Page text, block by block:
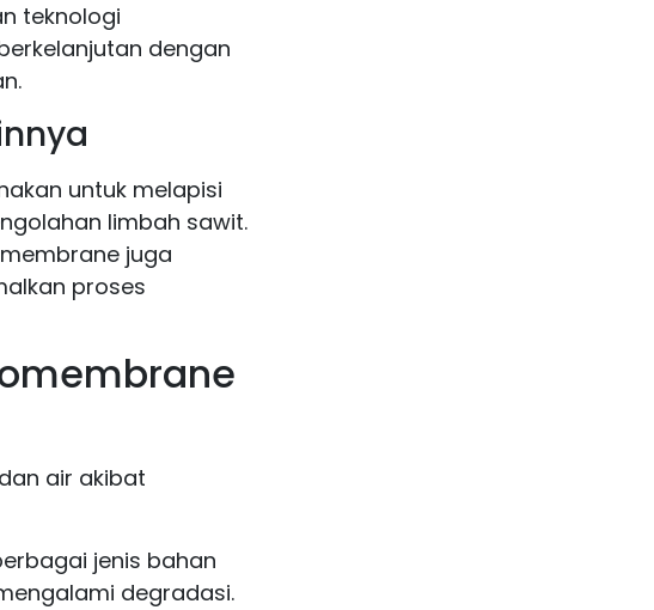
teknologi
dengan
untuk melapisi
limbah sawit.
juga
proses
air akibat
jenis bahan
degradasi.